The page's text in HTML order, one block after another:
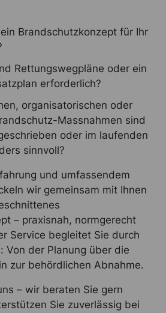
Brandschutzkonzept für Ihr
Rettungswegpläne oder ein
erforderlich?
organisatorischen oder
Massnahmen sind
oder im laufenden
sinnvoll?
und umfassendem
wir gemeinsam mit Ihnen
– praxisnah, normgerecht
Service begleitet Sie durch
Von der Planung über die
zur behördlichen Abnahme.
– wir beraten Sie gern
Sie zuverlässig bei